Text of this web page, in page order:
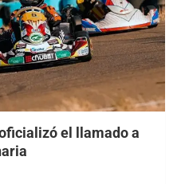
el llamado a